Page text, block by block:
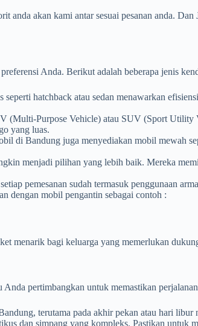
anda akan kami antar sesuai pesanan anda.
Anda. Berikut adalah beberapa jenis
hatchback atau sedan menawarkan
(Multi-Purpose Vehicle) atau SUV (Sport
yang luas.
di Bandung juga menyediakan mobil mewah
menjadi pilihan yang lebih baik. Mereka
pemesanan sudah termasuk penggunaan
dengan mobil pengantin sebagai contoh :
menarik bagi keluarga yang memerlukan
pertimbangkan untuk memastikan
terutama pada akhir pekan atau hari
dan simpang yang kompleks. Pastikan untuk